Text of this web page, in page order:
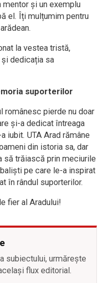
și un exemplu
el. Îți mulțumim pentru
la vestea tristă,
dedicația sa
suporterilor
românesc pierde nu doar
și-a dedicat întreaga
iubit. UTA Arad rămâne
din istoria sa, dar
să trăiască prin meciurile
pe care le-a inspirat
în rândul suporterilor.
fier al Aradului!
subiectului, urmărește
flux editorial.